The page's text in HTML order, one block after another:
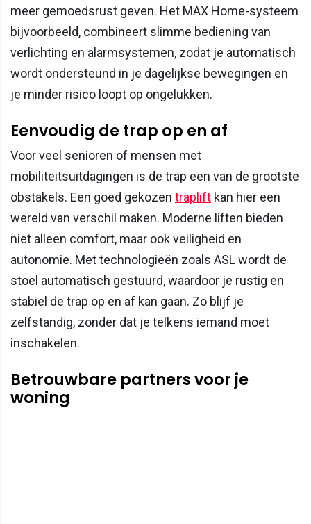
meer gemoedsrust geven. Het MAX Home-systeem
bijvoorbeeld, combineert slimme bediening van
verlichting en alarmsystemen, zodat je automatisch
wordt ondersteund in je dagelijkse bewegingen en
je minder risico loopt op ongelukken.
Eenvoudig de trap op en af
Voor veel senioren of mensen met
mobiliteitsuitdagingen is de trap een van de grootste
obstakels. Een goed gekozen traplift kan hier een
wereld van verschil maken. Moderne liften bieden
niet alleen comfort, maar ook veiligheid en
autonomie. Met technologieën zoals ASL wordt de
stoel automatisch gestuurd, waardoor je rustig en
stabiel de trap op en af kan gaan. Zo blijf je
zelfstandig, zonder dat je telkens iemand moet
inschakelen.
Betrouwbare partners voor je
woning